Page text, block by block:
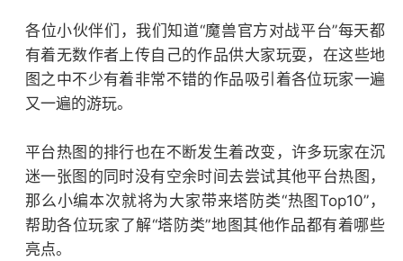
各位小伙伴们，我们知道“魔兽官方对战平台”每天都
有着无数作者上传自己的作品供大家玩耍，在这些地
图之中不少有着非常不错的作品吸引着各位玩家一遍
又一遍的游玩。
平台热图的排行也在不断发生着改变，许多玩家在沉
迷一张图的同时没有空余时间去尝试其他平台热图，
那么小编本次就将为大家带来塔防类“热图Top10”，
帮助各位玩家了解“塔防类”地图其他作品都有着哪些
亮点。